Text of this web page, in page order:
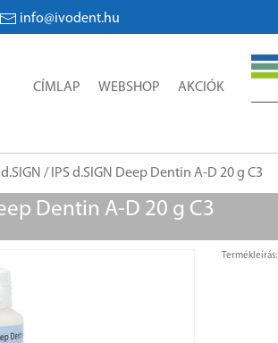
info@ivodent.hu
CÍMLAP WEBSHOP AKCIÓK
d.SIGN / IPS d.SIGN Deep Dentin A-D 20 g C3
Dentin A-D 20 g C3
Termékleírás: